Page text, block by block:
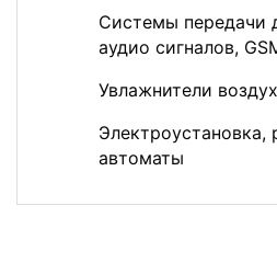
Системы передачи
аудио сигналов,
Увлажнители
Электроустановка,
автоматы